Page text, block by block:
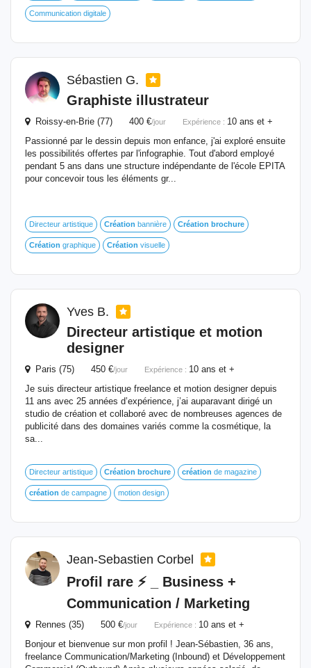
Communication digitale
Sébastien G.
Graphiste illustrateur
Roissy-en-Brie (77) 400 €/jour Expérience : 10 ans et +
Passionné par le dessin depuis mon enfance, j'ai exploré ensuite
les possibilités offertes par l'infographie. Tout d'abord employé
pendant 5 ans dans une structure indépendante de l'école EPITA
pour concevoir tous les éléments gr...
Directeur artistique Création bannière Création brochure
Création graphique Création visuelle
Yves B.
Directeur artistique et motion
designer
Paris (75) 450 €/jour Expérience : 10 ans et +
Je suis directeur artistique freelance et motion designer depuis
11 ans avec 25 années d’expérience, j’ai auparavant dirigé un
studio de création et collaboré avec de nombreuses agences de
publicité dans des domaines variés comme la cosmétique, la
sa...
Directeur artistique Création brochure création de magazine
création de campagne motion design
Jean-Sebastien Corbel
Profil rare ⚡️ _ Business +
Communication / Marketing
Rennes (35) 500 €/jour Expérience : 10 ans et +
Bonjour et bienvenue sur mon profil ! Jean-Sébastien, 36 ans,
freelance Communication/Marketing (Inbound) et Développement